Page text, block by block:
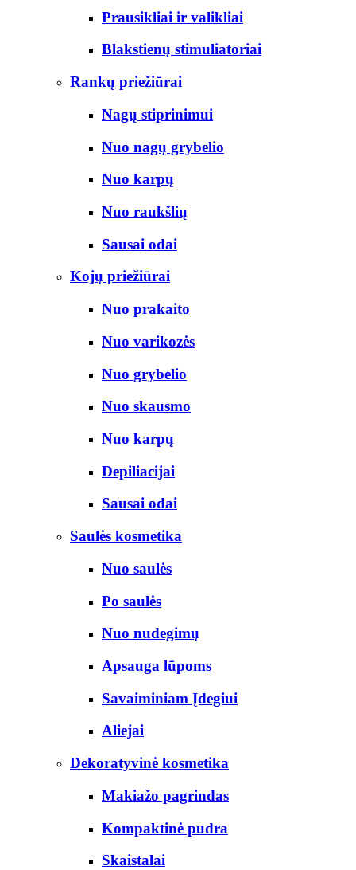
Prausikliai ir valikliai
Blakstienų stimuliatoriai
Rankų priežiūrai
Nagų stiprinimui
Nuo nagų grybelio
Nuo karpų
Nuo raukšlių
Sausai odai
Kojų priežiūrai
Nuo prakaito
Nuo varikozės
Nuo grybelio
Nuo skausmo
Nuo karpų
Depiliacijai
Sausai odai
Saulės kosmetika
Nuo saulės
Po saulės
Nuo nudegimų
Apsauga lūpoms
Savaiminiam Įdegiui
Aliejai
Dekoratyvinė kosmetika
Makiažo pagrindas
Kompaktinė pudra
Skaistalai